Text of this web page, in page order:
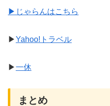
▶ じゃらんはこちら
▶Yahoo!トラベル
▶一休
まとめ